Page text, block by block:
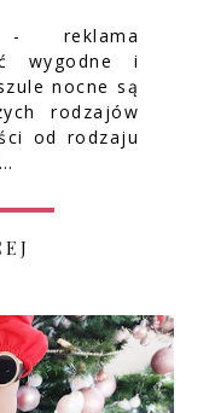
- reklama
wygodne i
nocne są
rodzajów
od rodzaju